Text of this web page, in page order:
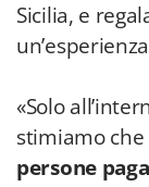
Sicilia, e
«Solo
stimiamo
persone